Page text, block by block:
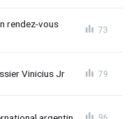
rendez-vous
73
Vinicius Jr 79